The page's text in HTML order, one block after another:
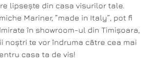
lipsește din casa visurilor tale.
Mariner, ”made in Italy”, pot fi
în showroom-ul din Timișoara,
noștri te vor îndruma către cea mai
casa ta de vis!